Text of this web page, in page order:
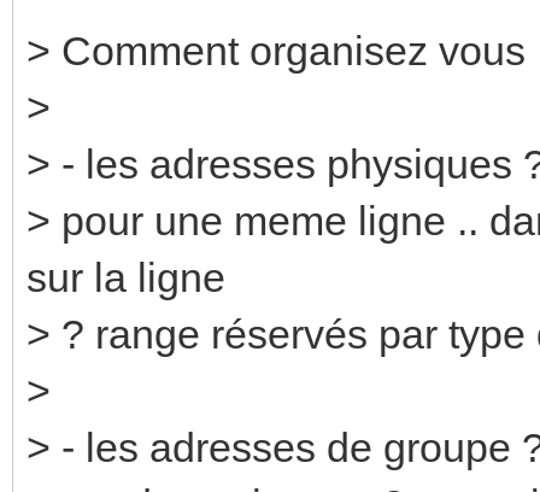
> Comment organisez vous
>
> - les adresses physiques
> pour une meme ligne ..
sur la ligne
> ? range réservés par
>
> - les adresses de groupe